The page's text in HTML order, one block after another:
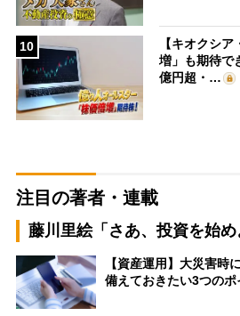
10
【キオクシ
増」も期待で
億円超・…
注目の著者・連載
藤川里絵「さあ、投資を始め
【資産運用】大災害時
備えておきたい3つの